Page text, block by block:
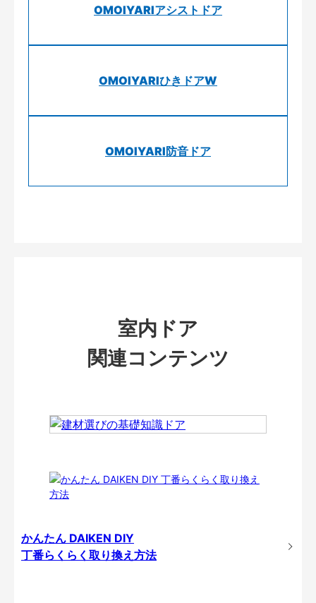
OMOIYARIアシストドア
OMOIYARIひきドアW
OMOIYARI防音ドア
室内ドア
関連コンテンツ
かんたん DAIKEN DIY
丁番らくらく取り換え方法